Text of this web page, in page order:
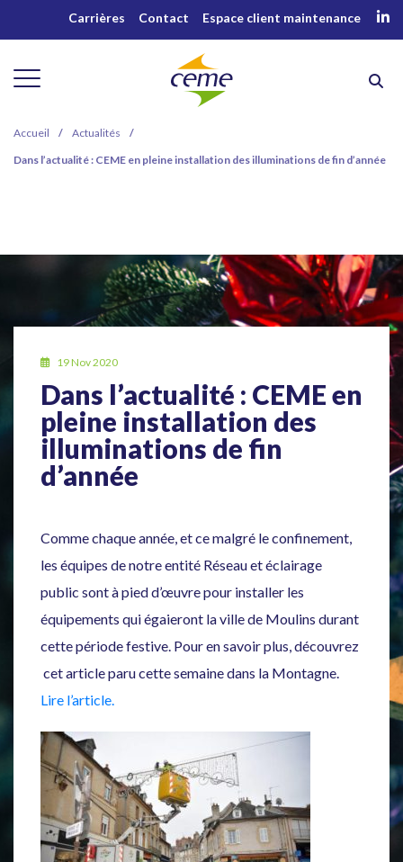
Carrières Contact Espace client maintenance
Accueil / Actualités
/
Dans l’actualité : CEME en pleine installation des illuminations de fin d’année
19 Nov 2020
Dans l’actualité : CEME en
pleine installation des
illuminations de fin
d’année
Comme chaque année, et ce malgré le confinement,
les équipes de notre entité Réseau et éclairage
public sont à pied d’œuvre pour installer les
équipements qui égaieront la ville de Moulins durant
cette période festive. Pour en savoir plus, découvrez
cet article paru cette semaine dans la Montagne.
Lire l’article.